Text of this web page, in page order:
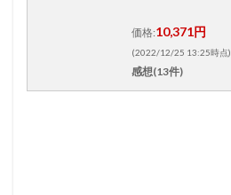
価格:10,371円
(2022/12/25 13:25時点)
感想(13件)